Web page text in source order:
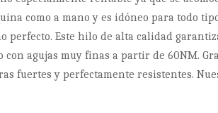
como a mano y es idóneo para todo
perfecto. Este hilo de alta calidad
agujas muy finas a partir de 60NM.
fuertes y perfectamente resistentes.